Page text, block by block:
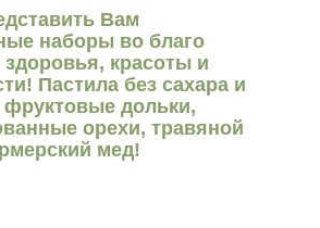
Вам
наборы во благо
здоровья, красоты и
Пастила без сахара и
фруктовые дольки,
орехи, травяной
мед!